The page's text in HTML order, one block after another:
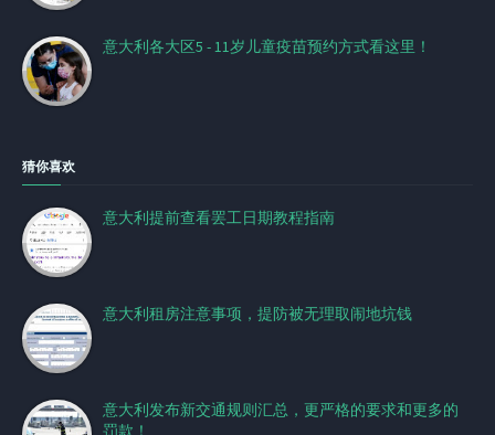
意大利各大区5 - 11岁儿童疫苗预约方式看这里！
猜你喜欢
意大利提前查看罢工日期教程指南​
意大利租房注意事项，提防被无理取闹地坑钱
意大利发布新交通规则汇总，更严格的要求和更多的
罚款！